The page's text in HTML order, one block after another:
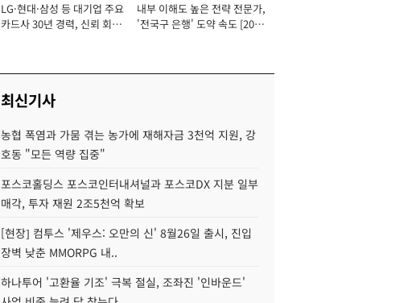
장
LG·현대·삼성 등 대기업 주요
카드사 30년 경력, 신뢰 회복
내부 이해도 높은 전략 전문가,
'전국구 은행' 도약 속도 [2026
최신기사
농협 폭염과 가뭄 겪는 농가에 재해자금 3천억 지원, 강
호동 "모든 역량 집중"
포스코홀딩스 포스코인터내셔널과 포스코DX 지분 일부
매각, 투자 재원 2조5천억 확보
[현장] 컴투스 '제우스: 오만의 신' 8월26일 출시, 진입
장벽 낮춘 MMORPG 내..
하나투어 '고환율 기조' 극복 절실, 조좌진 '인바운드'